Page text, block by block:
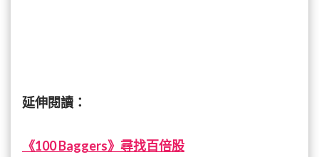
延伸閱讀：
《100 Baggers》尋找百倍股